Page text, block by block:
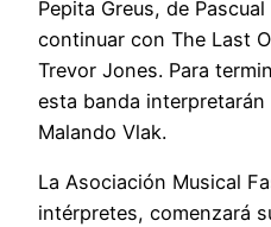
Pepita Greus, de
continuar con The Last
Trevor Jones. Para
esta banda interpretarán
Malando Vlak.
La Asociación Musical
intérpretes, comenzará